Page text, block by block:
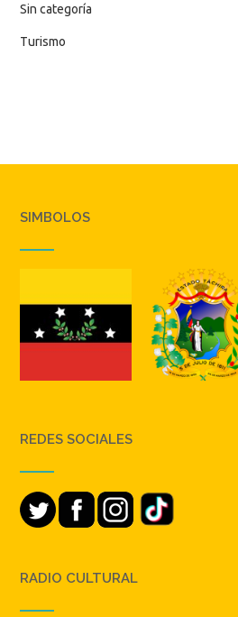
Sin categoría
Turismo
SIMBOLOS
REDES SOCIALES
RADIO CULTURAL